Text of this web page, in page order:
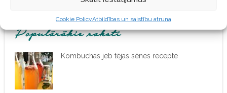
Cookie PolicyAtbildības un saistību atruna
Populārākie raksti
Kombuchas jeb tējas sēnes recepte